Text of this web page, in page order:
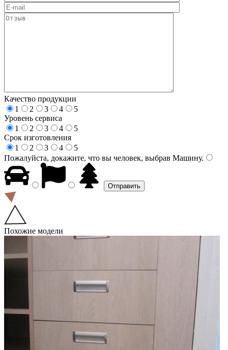
Качество продукции
1
2 3 4
5
Уровень сервиса
1
2 3 4
5
Срок изготовления
1
2 3 4
5
Пожалуйста, докажите, что вы человек, выбрав Машину.
Похожие модели